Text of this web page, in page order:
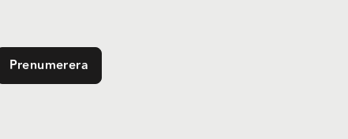
Prenumerera